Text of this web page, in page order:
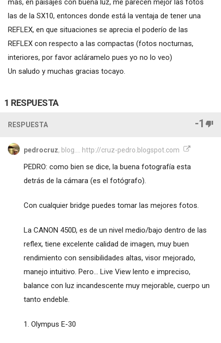
más, en paisajes con buena luz, me parecen mejor las fotos
las de la SX10, entonces donde está la ventaja de tener una
REFLEX, en que situaciones se aprecia el poderío de las
REFLEX con respecto a las compactas (fotos nocturnas,
interiores, por favor acláramelo pues yo no lo veo)
Un saludo y muchas gracias tocayo.
1 RESPUESTA
RESPUESTA -1
pedrocruz, blog.... http://cruz-pedro.blogspot.com
PEDRO: como bien se dice, la buena fotografía esta
detrás de la cámara (es el fotógrafo).
Con cualquier bridge puedes tomar las mejores fotos.
La CANON 450D, es de un nivel medio/bajo dentro de las
reflex, tiene excelente calidad de imagen, muy buen
rendimiento con sensibilidades altas, visor mejorado,
manejo intuitivo. Pero... Live View lento e impreciso,
balance con luz incandescente muy mejorable, cuerpo un
tanto endeble.
1. Olympus E-30